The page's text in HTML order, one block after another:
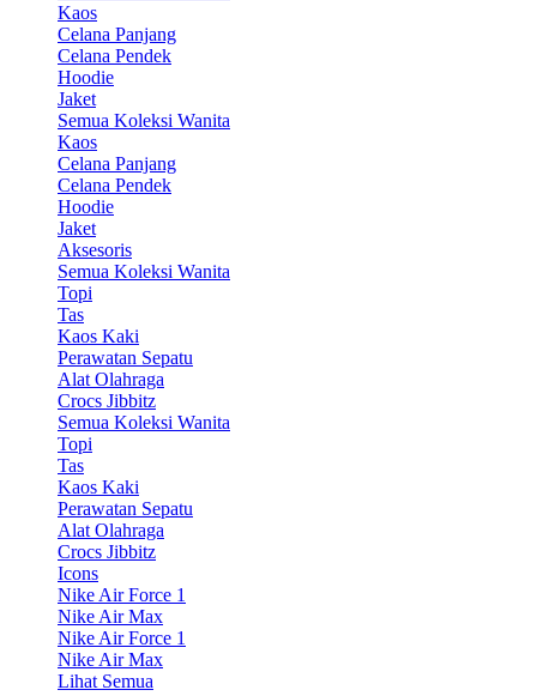
Kaos
Celana Panjang
Celana Pendek
Hoodie
Jaket
Semua Koleksi Wanita
Kaos
Celana Panjang
Celana Pendek
Hoodie
Jaket
Aksesoris
Semua Koleksi Wanita
Topi
Tas
Kaos Kaki
Perawatan Sepatu
Alat Olahraga
Crocs Jibbitz
Semua Koleksi Wanita
Topi
Tas
Kaos Kaki
Perawatan Sepatu
Alat Olahraga
Crocs Jibbitz
Icons
Nike Air Force 1
Nike Air Max
Nike Air Force 1
Nike Air Max
Lihat Semua